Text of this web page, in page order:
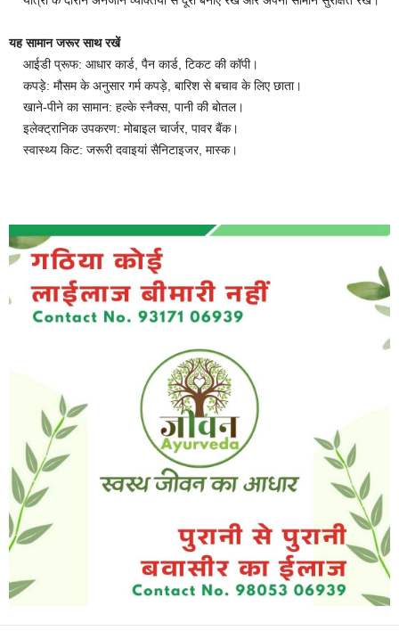
यह सामान जरूर साथ रखें
आईडी प्रूफ: आधार कार्ड, पैन कार्ड, टिकट की कॉपी।
कपड़े: मौसम के अनुसार गर्म कपड़े, बारिश से बचाव के लिए छाता।
खाने-पीने का सामान: हल्के स्नैक्स, पानी की बोतल।
इलेक्ट्रानिक उपकरण: मोबाइल चार्जर, पावर बैंक।
स्वास्थ्य किट: जरूरी दवाइयां सैनिटाइजर, मास्क।